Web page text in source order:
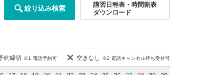
絞り込み検索
講習日程表・時間割表
ダウンロード
約締切 ※1 電話予約可 空きなし ※2 電話キャンセル待ち受付可